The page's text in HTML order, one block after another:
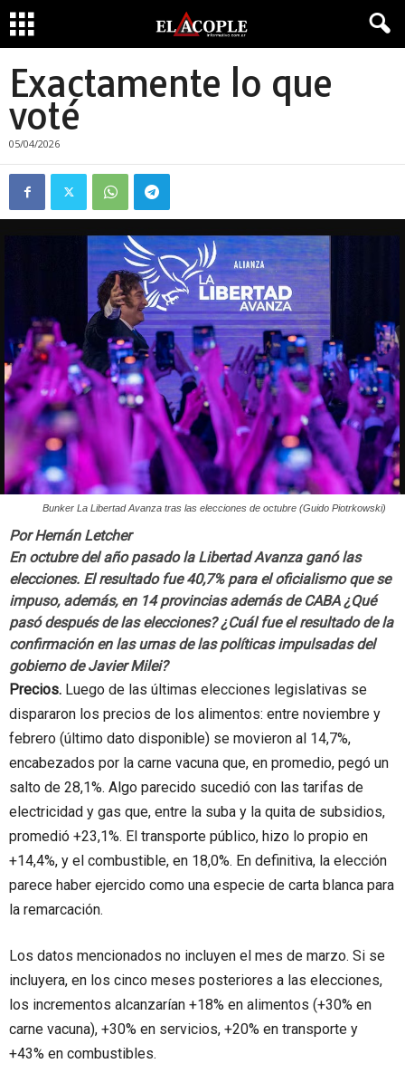
Exactamente lo que
voté
05/04/2026
Bunker La Libertad Avanza tras las elecciones de octubre (Guido Piotrkowski)
PorHernán Letcher
En octubre del año pasado la Libertad Avanza ganó las
elecciones. El resultado fue 40,7% para el oficialismo que se
impuso, además, en 14 provincias además de CABA ¿Qué
pasó después de las elecciones? ¿Cuál fue el resultado de la
confirmación en las urnas de las políticas impulsadas del
gobierno de Javier Milei?
Precios. Luego de las últimas elecciones legislativas se
dispararon los precios de los alimentos: entre noviembre y
febrero (último dato disponible) se movieron al 14,7%,
encabezados por la carne vacuna que, en promedio, pegó un
salto de 28,1%. Algo parecido sucedió con las tarifas de
electricidad y gas que, entre la suba y la quita de subsidios,
promedió +23,1%. El transporte público, hizo lo propio en
+14,4%, y el combustible, en 18,0%. En definitiva, la elección
parece haber ejercido como una especie de carta blanca para
la remarcación.
Los datos mencionados no incluyen el mes de marzo. Si se
incluyera, en los cinco meses posteriores a las elecciones,
los incrementos alcanzarían +18% en alimentos (+30% en
carne vacuna), +30% en servicios, +20% en transporte y
+43% en combustibles.